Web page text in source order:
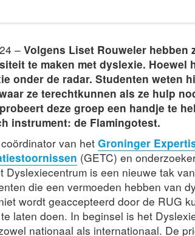
– Volgens Liset Rouweler hebben
te maken met dyslexie.
onder de radar. Studenten weten
ze terechtkunnen als ze hulp
deze groep een handje te
instrument: de Flamingotest.
van hetGroninger
(GETC) en
Dyslexiecentrum is een nieuwe tak
die een vermoeden hebben van
wordt geaccepteerd door de RUG
laten doen. In beginsel is het
nationaal als internationaal. De